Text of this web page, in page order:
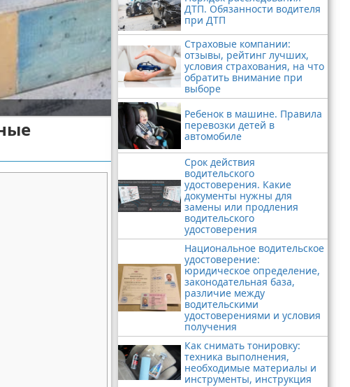
ДТП. Обязанности водителя
при ДТП
Страховые компании:
отзывы, рейтинг лучших,
условия страхования, на что
обратить внимание при
выборе
Ребенок в машине. Правила
перевозки детей в
автомобиле
Срок действия
водительского
удостоверения. Какие
документы нужны для
замены или продления
водительского
удостоверения
Национальное водительское
удостоверение:
юридическое определение,
законодательная база,
различие между
водительскими
удостоверениями и условия
получения
Как снимать тонировку:
техника выполнения,
необходимые материалы и
инструменты, инструкция